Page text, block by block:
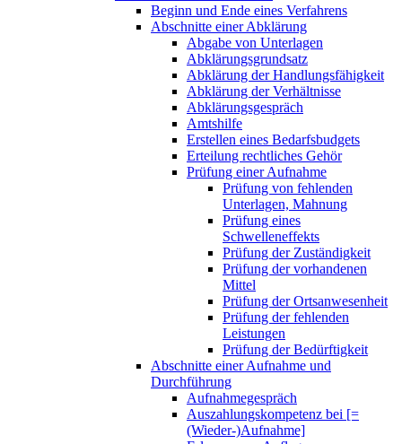
Beginn und Ende eines Verfahrens
Abschnitte einer Abklärung
Abgabe von Unterlagen
Abklärungsgrundsatz
Abklärung der Handlungsfähigkeit
Abklärung der Verhältnisse
Abklärungsgespräch
Amtshilfe
Erstellen eines Bedarfsbudgets
Erteilung rechtliches Gehör
Prüfung einer Aufnahme
Prüfung von fehlenden
Unterlagen, Mahnung
Prüfung eines
Schwelleneffekts
Prüfung der Zuständigkeit
Prüfung der vorhandenen
Mittel
Prüfung der Ortsanwesenheit
Prüfung der fehlenden
Leistungen
Prüfung der Bedürftigkeit
Abschnitte einer Aufnahme und
Durchführung
Aufnahmegespräch
Auszahlungskompetenz bei [=
(Wieder-)Aufnahme]